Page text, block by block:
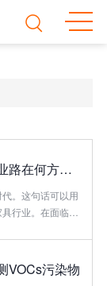
环保风暴之下，家具行业路在何方？这份权威报告给家具企业支招
。这句话可以用
行业。在面临巨
装饰业商会三方
家具行业环境友
VOCs污染物